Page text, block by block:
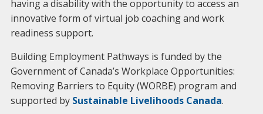
having a disability with the opportunity to access an
innovative form of virtual job coaching and work
readiness support.
Building Employment Pathways is funded by the
Government of Canada’s Workplace Opportunities:
Removing Barriers to Equity (WORBE) program and
supported by Sustainable Livelihoods Canada.